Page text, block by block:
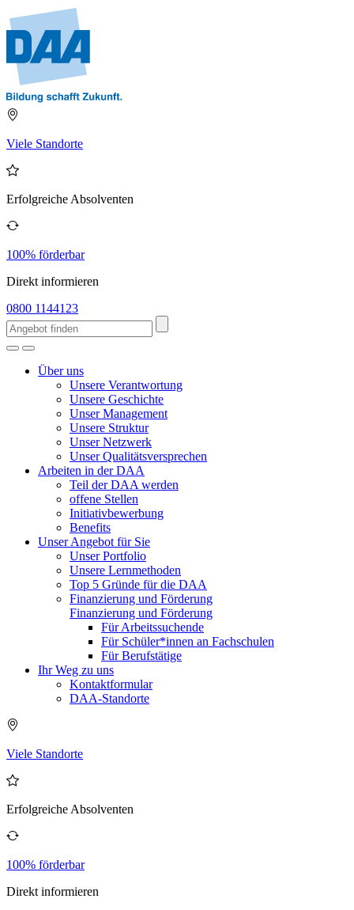
Viele Standorte
Erfolgreiche Absolventen
100% förderbar
Direkt informieren
0800 1144123
Über uns
Unsere Verantwortung
Unsere Geschichte
Unser Management
Unsere Struktur
Unser Netzwerk
Unser Qualitätsversprechen
Arbeiten in der DAA
Teil der DAA werden
offene Stellen
Initiativbewerbung
Benefits
Unser Angebot für Sie
Unser Portfolio
Unsere Lernmethoden
Top 5 Gründe für die DAA
Finanzierung und Förderung
Finanzierung und Förderung
Für Arbeitssuchende
Für Schüler*innen an Fachschulen
Für Berufstätige
Ihr Weg zu uns
Kontaktformular
DAA-Standorte
Viele Standorte
Erfolgreiche Absolventen
100% förderbar
Direkt informieren